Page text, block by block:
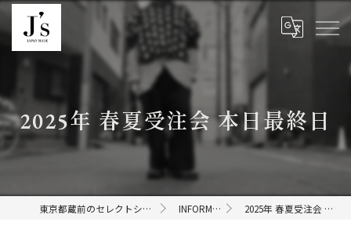
2025年 春夏受注会 本日最終日
東京都蔵前のセレクトショップならJ's INFORMATION 2025年 春夏受注会 本日最終日